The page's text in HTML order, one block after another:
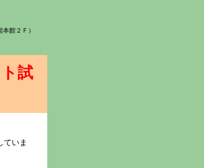
館２Ｆ）
試
いま